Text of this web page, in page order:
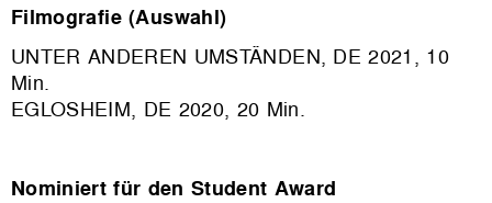
Filmografie (Auswahl)
UNTER ANDEREN UMSTÄNDEN, DE 2021, 10
Min.
EGLOSHEIM, DE 2020, 20 Min.
Nominiert für den Student Award